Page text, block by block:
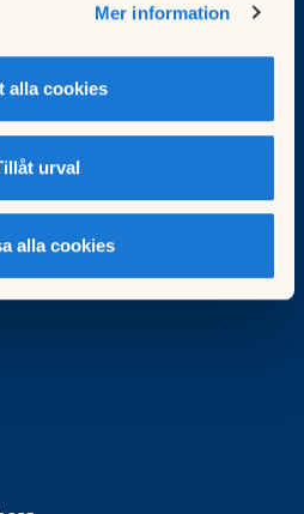
Mer information
alla cookies
urval
alla cookies